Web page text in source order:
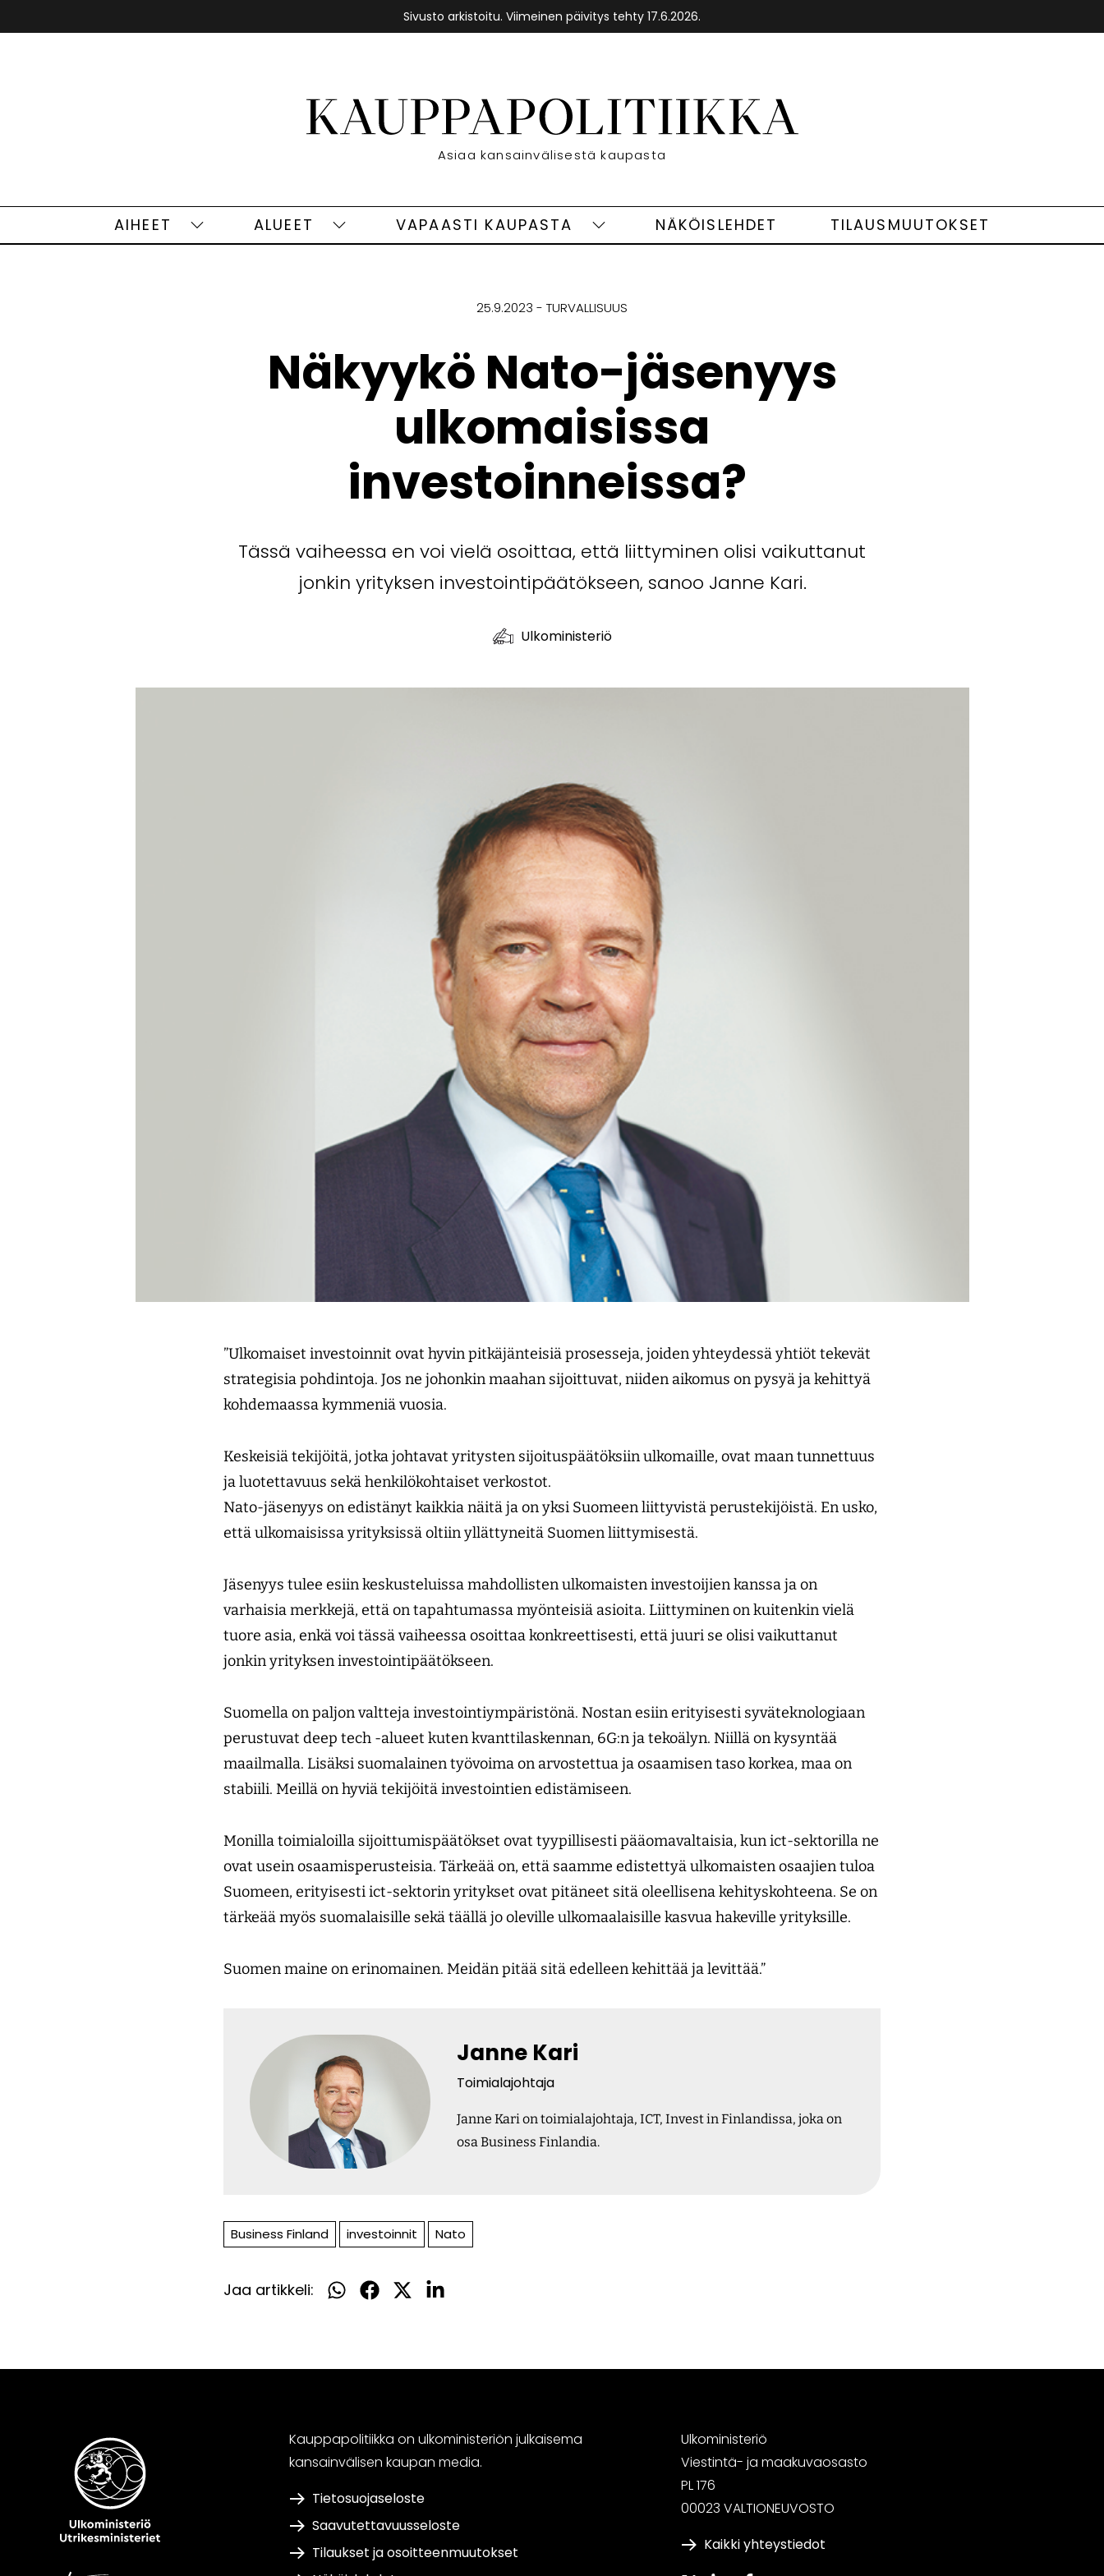
Sivusto arkistoitu. Viimeinen päivitys tehty 17.6.2026.
Etusivu
Asiaa kansainvälisestä kaupasta
AIHEET
Aiheet
ALUEET
Alueet
VAPAASTI KAUPASTA
VapaastiNÄKÖISLEHDET TILAUSMUUTOKSET
25.9.2023 TURVALLISUUS
Näkyykö Nato-jäsenyys
ulkomaisissa
investoinneissa?
Tässä vaiheessa en voi vielä osoittaa, että liittyminen olisi vaikuttanut
jonkin yrityksen investointipäätökseen, sanoo Janne Kari.
Ulkoministeriö
”Ulkomaiset investoinnit ovat hyvin pitkä­jänteisiä prosesseja, joiden yhteydessä yhtiöt tekevät
strategisia pohdintoja. Jos ne johonkin maahan sijoittuvat, niiden aikomus on pysyä ja kehittyä
kohdemaassa kymmeniä vuosia.
Keskeisiä tekijöitä, jotka johtavat yritysten sijoituspäätöksiin ulkomaille, ovat maan tunnettuus
ja luotettavuus sekä henkilökohtaiset verkostot.
Nato-jäsenyys on edistänyt kaikkia näitä ja on yksi Suomeen liittyvistä perustekijöistä. En usko,
että ulkomaisissa yrityksissä oltiin yllättyneitä Suomen liittymisestä.
Jäsenyys tulee esiin keskusteluissa mahdollisten ulkomaisten investoijien kanssa ja on
varhaisia merkkejä, että on tapahtumassa myönteisiä asioita. Liittyminen on kuitenkin vielä
tuore asia, enkä voi tässä vaiheessa osoittaa konkreettisesti, että juuri se olisi vaikuttanut
jonkin yrityksen investointipäätökseen.
Suomella on paljon valtteja investointiympäristönä. Nostan esiin erityisesti syväteknologiaan
perustuvat deep tech -alueet kuten kvanttilaskennan, 6G:n ja tekoälyn. Niillä on kysyntää
maailmalla. Lisäksi suomalainen työvoima on arvostettua ja osaamisen taso korkea, maa on
stabiili. Meillä on hyviä tekijöitä investointien edistämiseen.
Monilla toimialoilla sijoittumispäätökset ovat tyypillisesti pääomavaltaisia, kun ict-sektorilla ne
ovat usein osaamisperusteisia. Tärkeää on, että saamme edistettyä ulkomaisten osaajien tuloa
Suomeen, erityisesti ict-sektorin yritykset ovat pitäneet sitä oleellisena kehityskohteena. Se on
tärkeää myös suomalaisille sekä täällä jo oleville ulkomaalaisille kasvua hakeville yrityksille.
Suomen maine on erinomainen. Meidän pitää sitä edelleen kehittää ja levittää.”
Janne Kari
Toimialajohtaja
Janne Kari on toimialajohtaja, ICT, Invest in Finlandissa, joka on
osa Business Finlandia.
Business Finland investoinnit Nato
Jaa artikkeli:
Jaa
Jaa
Jaa
Jaa
Kauppapolitiikka on ulkoministeriön julkaisema
kansainvälisen kaupan media.
Tietosuojaseloste
Saavutettavuusseloste
Tilaukset ja osoitteenmuutokset
Ulkoministeriö
Viestintä- ja maakuvaosasto
PL 176
00023 VALTIONEUVOSTO
Kaikki yhteystiedot